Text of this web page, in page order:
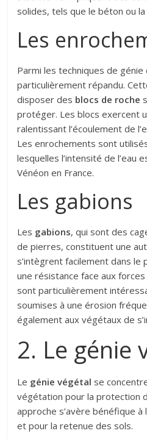
solides, tels que le béton ou
Les
Parmi les techniques de génie
particulièrement répandu.
disposer des blocs de roche
protéger. Les blocs exercent
ralentissant l’écoulement de
Les enrochements sont
lesquelles l’intensité de l’eau
Vénéon en France.
Les gabions
Les gabions, qui sont des
de pierres, constituent une
s’intègrent facilement dans
une résistance face aux
sont particulièrement
soumises à une érosion
également aux végétaux de
2. Le génie
Le génie végétal se
végétation pour la protection
approche s’avère bénéfique à
et pour la retenue des sols.